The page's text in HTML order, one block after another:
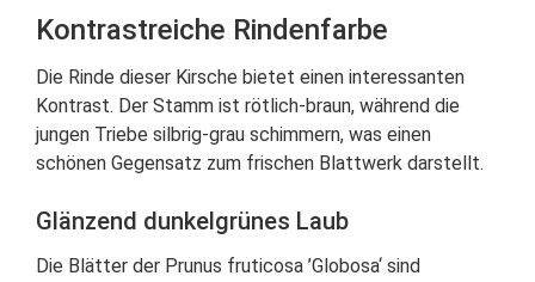
Kontrastreiche Rindenfarbe
Die Rinde dieser Kirsche bietet einen interessanten
Kontrast. Der Stamm ist rötlich-braun, während die
jungen Triebe silbrig-grau schimmern, was einen
schönen Gegensatz zum frischen Blattwerk darstellt.
Glänzend dunkelgrünes Laub
Die Blätter der Prunus fruticosa ’Globosa‘ sind